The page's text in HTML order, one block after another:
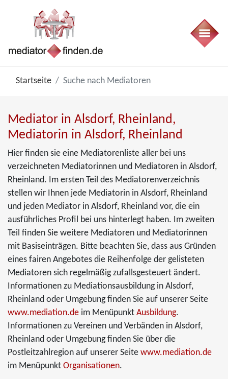
Startseite Suche nach Mediatoren
Mediator in Alsdorf, Rheinland,
Mediatorin in Alsdorf, Rheinland
Hier finden sie eine Mediatorenliste aller bei uns
verzeichneten Mediatorinnen und Mediatoren in Alsdorf,
Rheinland. Im ersten Teil des Mediatorenverzeichnis
stellen wir Ihnen jede Mediatorin in Alsdorf, Rheinland
und jeden Mediator in Alsdorf, Rheinland vor, die ein
ausführliches Profil bei uns hinterlegt haben. Im zweiten
Teil finden Sie weitere Mediatoren und Mediatorinnen
mit Basiseinträgen. Bitte beachten Sie, dass aus Gründen
eines fairen Angebotes die Reihenfolge der gelisteten
Mediatoren sich regelmäßig zufallsgesteuert ändert.
Informationen zu Mediationsausbildung in Alsdorf,
Rheinland oder Umgebung finden Sie auf unserer Seite
www.mediation.de im Menüpunkt Ausbildung.
Informationen zu Vereinen und Verbänden in Alsdorf,
Rheinland oder Umgebung finden Sie über die
Postleitzahlregion auf unserer Seite www.mediation.de
im Menüpunkt Organisationen.